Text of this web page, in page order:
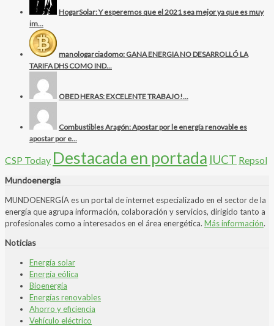
HogarSolar: Y esperemos que el 2021 sea mejor ya que es muy
im...
manologarciadomo: GANA ENERGIA NO DESARROLLÓ LA
TARIFA DHS COMO IND...
OBED HERAS: EXCELENTE TRABAJO!...
Combustibles Aragón: Apostar por le energía renovable es
apostar por e...
CSP Today Destacada en portada IUCT Repsol
Mundoenergia
MUNDOENERGÍA es un portal de internet especializado en el sector de la
energía que agrupa información, colaboración y servicios, dirigido tanto a
profesionales como a interesados en el área energética. Más información.
Noticias
Energía solar
Energía eólica
Bioenergía
Energías renovables
Ahorro y eficiencia
Vehículo eléctrico